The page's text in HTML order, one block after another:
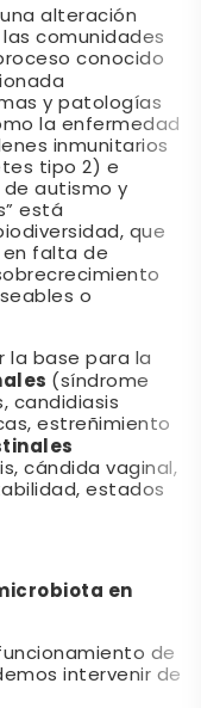
alteración
comunidades
conocido
y patologías
la enfermedad
inmunitarios
tipo 2) e
autismo y
está
que
falta de
o
la base para la
(síndrome
candidiasis
estreñimiento
cándida vaginal,
estados
en
de
intervenir de